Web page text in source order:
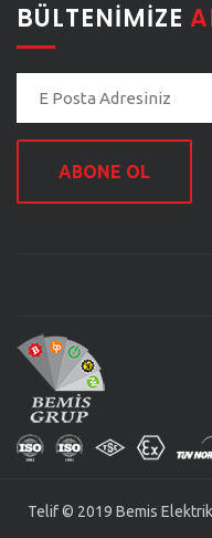
BÜLTENIMIZE
ABONE OL
Telif © 2019 Bemis Elektrik.